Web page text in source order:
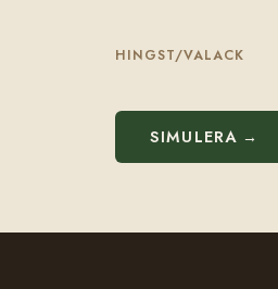
HINGST/VALACK
SIMULERA →